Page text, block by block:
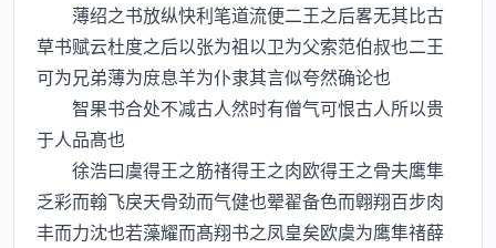
薄绍之书放纵快利笔道流便二王之后畧无其比古
草书赋云杜度之后以张为祖以卫为父索范伯叔也二王
可为兄弟薄为庻息羊为仆隶其言似夸然确论也
智果书合处不减古人然时有僧气可恨古人所以贵
于人品髙也
徐浩曰虞得王之筋禇得王之肉欧得王之骨夫鹰隼
乏彩而翰飞戾天骨劲而气健也翚翟备色而翺翔百步肉
丰而力沈也若藻耀而髙翔书之凤皇矣欧虞为鹰隼禇薛